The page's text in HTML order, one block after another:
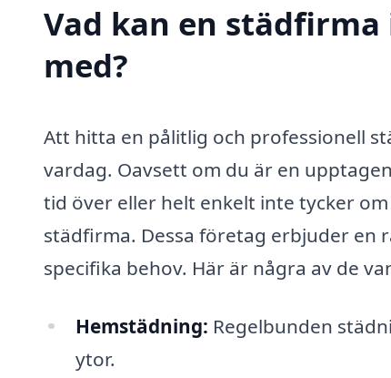
Vad kan en
med?
Att hitta en pålitlig och professionell
vardag. Oavsett om du är en
tid över eller helt enkelt inte tycker
städfirma. Dessa företag erbjuder en
specifika behov. Här är några av de
Hemstädning: Regelbunden
ytor.